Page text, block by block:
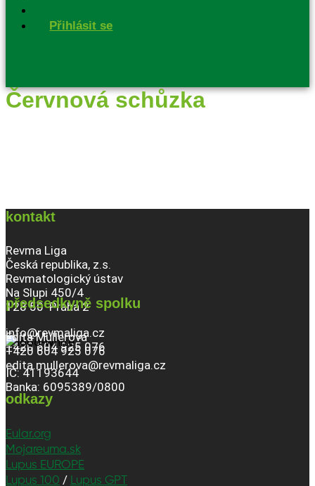
Přihlásit se
Červnová schůzka
kontakt
Revma Liga
Česká republika, z.s.
Revmatologický ústav
Na Slupi 450/4
128 50 Praha 2
info@revmaliga.cz
+420 604 925 076
IČ: 41193644
Banka: 6095389/0800
předsedkyně spolku
Edita Müllerová
+420 604 925 076
edita.mullerova@revmaliga.cz
odkazy
Eular.org
Mojareuma.sk
Lupus EUROPE
Lupus 100 / Lupus GPT